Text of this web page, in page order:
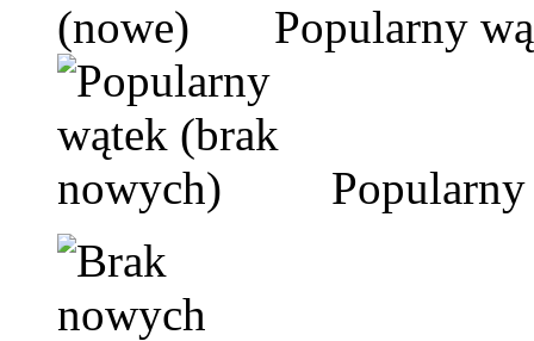
Popularny